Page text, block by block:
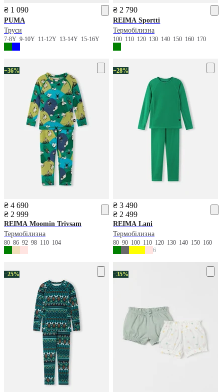
₴ 1 090
PUMA
Труси
7-8Y 9-10Y 11-12Y 13-14Y 15-16Y
₴ 2 790
REIMA Sportti
Термобілизна
100 110 120 130 140 150 160 170
−36%
₴ 4 690
₴ 2 999
REIMA Moomin Trivsam
Термобілизна
80 86 92 98 110 104
−28%
₴ 3 490
₴ 2 499
REIMA Lani
Термобілизна
8090 100 110 120 130 140 150 160
6
−25% −35%